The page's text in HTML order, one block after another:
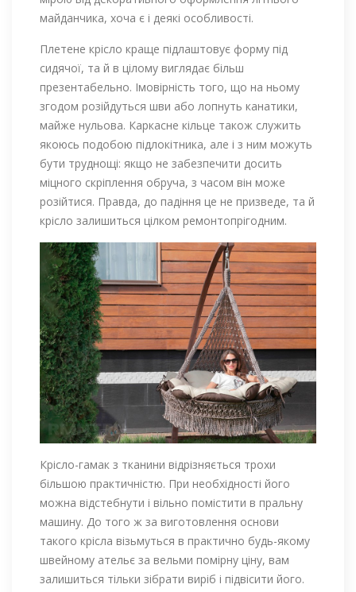
майданчика, хоча є і деякі особливості.
Плетене крісло краще підлаштовує форму під
сидячої, та й в цілому виглядає більш
презентабельно. Імовірність того, що на ньому
згодом розійдуться шви або лопнуть канатики,
майже нульова. Каркасне кільце також служить
якоюсь подобою підлокітника, але і з ним можуть
бути труднощі: якщо не забезпечити досить
міцного скріплення обруча, з часом він може
розійтися. Правда, до падіння це не призведе, та й
крісло залишиться цілком ремонтопрігодним.
Крісло-гамак з тканини відрізняється трохи
більшою практичністю. При необхідності його
можна відстебнути і вільно помістити в пральну
машину. До того ж за виготовлення основи
такого крісла візьмуться в практично будь-якому
швейному ательє за вельми помірну ціну, вам
залишиться тільки зібрати виріб і підвісити його.